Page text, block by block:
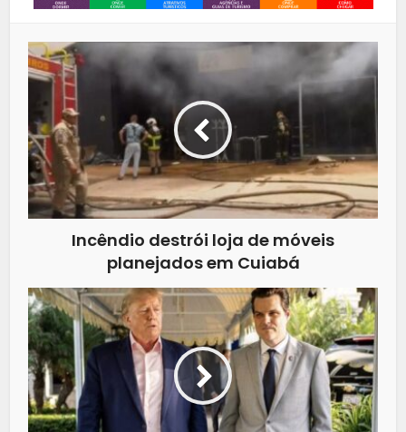
Incêndio destrói loja de móveis
planejados em Cuiabá